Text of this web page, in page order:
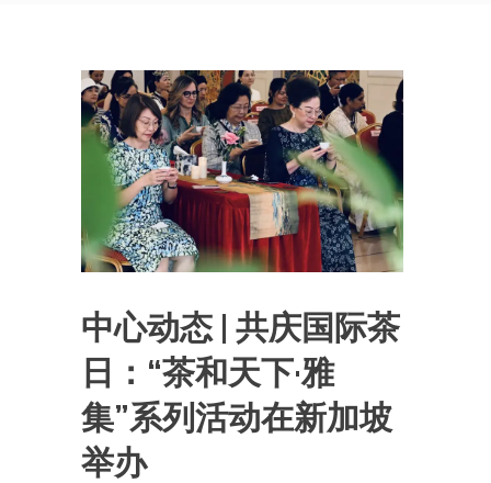
中心动态 | 共庆国际茶
日：“茶和天下·雅
集”系列活动在新加坡
举办